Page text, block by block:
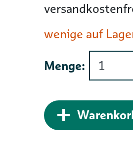
wenige auf
Menge: